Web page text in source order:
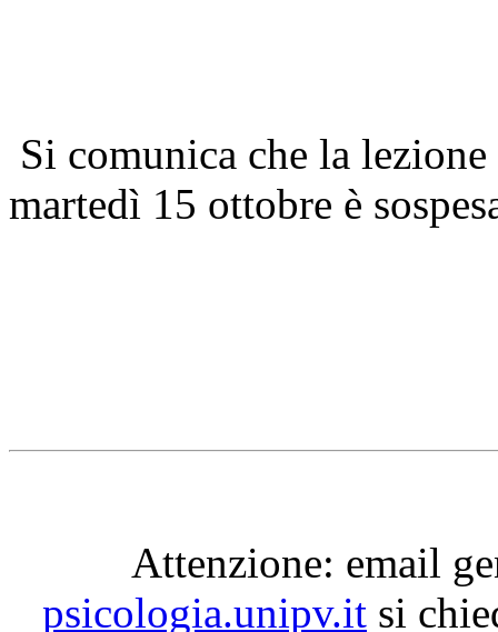
Si comunica che la
martedì 15 ottobre è
Attenzione: email
psicologia.unipv.it si